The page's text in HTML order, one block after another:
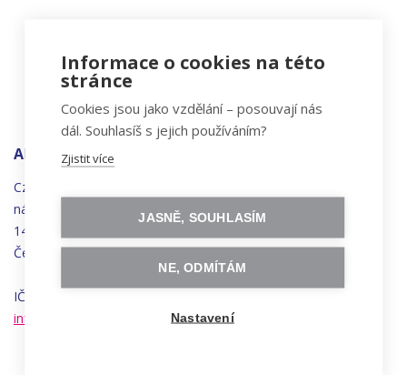
ADRESA
Czechitas, z.ú.
náměstí
Synků 1748/17
140 00 Praha 4 - Nusle
Česká republika
IČO 22834958 | DIČ CZ22834958
info@czechitas.cz
Informace o cookies na této
stránce
Cookies jsou jako vzdělání – posouvají nás
dál. Souhlasíš s jejich používáním?
Zjistit více
JASNĚ, SOUHLASÍM
NE, ODMÍTÁM
Nastavení